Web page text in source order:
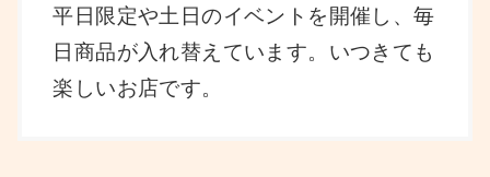
平日限定や土日のイベントを開催し、毎
日商品が入れ替えています。いつきても
楽しいお店です。